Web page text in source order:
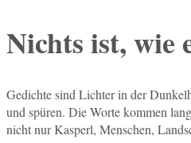
Nichts ist, wie
Gedichte sind Lichter in der
und spüren. Die Worte kommen
nicht nur Kasperl, Menschen,